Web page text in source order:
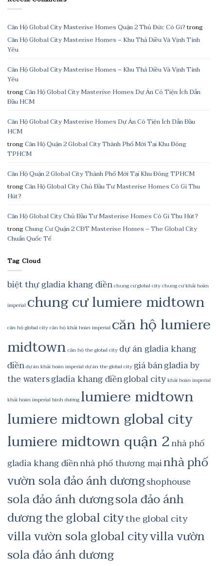
Căn Hộ Global City Masterise Homes Quận 2 Thủ Đức Có Gì?trong
Căn Hộ Global City Masterise Homes – Khu Thả Diều Và Vịnh Tình
Yêu
Căn Hộ Global City Masterise Homes – Khu Thả Diều Và Vịnh Tình
Yêu
trongCăn Hộ Global City Masterise Homes Dự Án Có Tiện Ích Dẫn
Đầu HCM
Căn Hộ Global City Masterise Homes Dự Án Có Tiện Ích Dẫn Đầu
HCM
trongCăn Hộ Quận 2 Global City Thành Phố Mới Tại Khu Đông
TPHCM
Căn Hộ Quận 2 Global City Thành Phố Mới Tại Khu Đông TPHCM
trongCăn Hộ Global City Chủ Đầu Tư Masterise Homes Có Gì Thu
Hút?
Căn Hộ Global City Chủ Đầu Tư Masterise Homes Có Gì Thu Hút?
trongChung Cư Quận 2 CĐT Masterise Homes – The Global City
Chuẩn Quốc Tế
Tag Cloud
biệt thự gladia khang điềnchung cư global citychung cư khải hoàn
imperial chung cư lumiere midtown
căn hộ global citycăn hộ khải hoàn imperial căn hộ lumiere
midtown căn hộ the global city dự án gladia khang
điềndự án khải hoàn imperialdự án the global city giá bángladia by
the watersgladia khang điềnglobal citykhải hoàn imperial
khải hoàn imperial bình dương lumiere midtown
lumiere midtown global city
lumiere midtown quận 2nhà phố
gladia khang điềnnhà phố thương mạinhà phố
vườn sola đảo ánh dươngshophouse
sola đảo ánh dươngsola đảo ánh
dương the global citythe global city
villa vườn sola global cityvilla vườn
sola đảo ánh dương